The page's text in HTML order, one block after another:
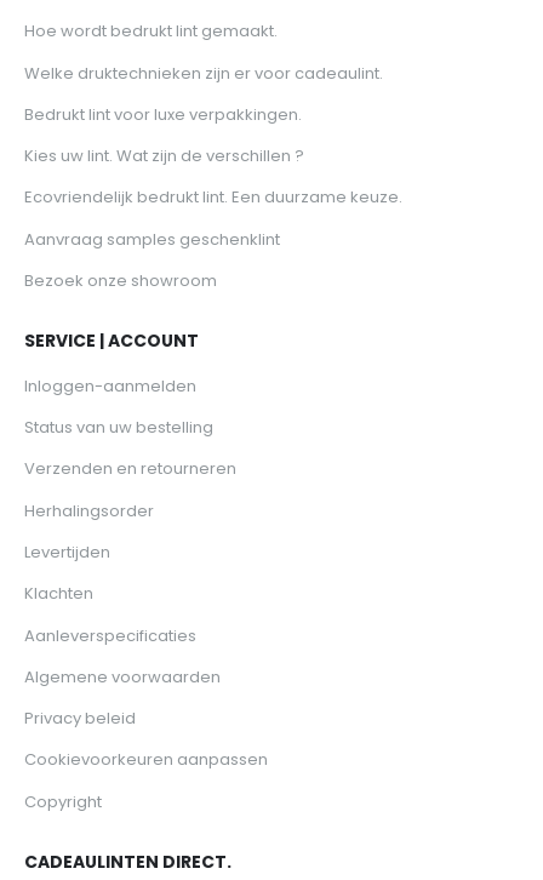
Hoe wordt bedrukt lint gemaakt.
Welke druktechnieken zijn er voor cadeaulint.
Bedrukt lint voor luxe verpakkingen.
Kies uw lint. Wat zijn de verschillen ?
Ecovriendelijk bedrukt lint. Een duurzame keuze.
Aanvraag samples geschenklint
Bezoek onze showroom
SERVICE | ACCOUNT
Inloggen-aanmelden
Status van uw bestelling
Verzenden en retourneren
Herhalingsorder
Levertijden
Klachten
Aanleverspecificaties
Algemene voorwaarden
Privacy beleid
Cookievoorkeuren aanpassen
Copyright
CADEAULINTEN DIRECT.